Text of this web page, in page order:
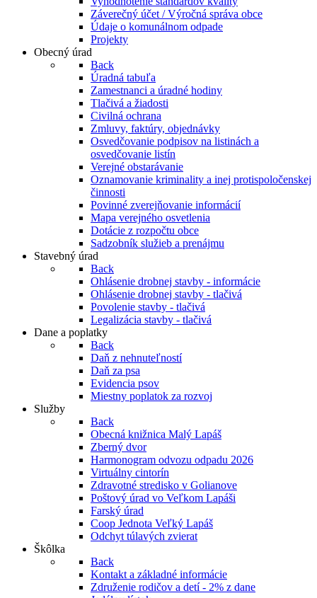
Záverečný účet / Výročná správa obce
Údaje o komunálnom odpade
Projekty
Obecný úrad
Back
Úradná tabuľa
Zamestnanci a úradné hodiny
Tlačivá a žiadosti
Civilná ochrana
Zmluvy, faktúry, objednávky
Osvedčovanie podpisov na listinách a
osvedčovanie listín
Verejné obstarávanie
Oznamovanie kriminality a inej protispoločenskej
činnosti
Povinné zverejňovanie informácií
Mapa verejného osvetlenia
Dotácie z rozpočtu obce
Sadzobník služieb a prenájmu
Stavebný úrad
Back
Ohlásenie drobnej stavby - informácie
Ohlásenie drobnej stavby - tlačivá
Povolenie stavby - tlačivá
Legalizácia stavby - tlačivá
Dane a poplatky
Back
Daň z nehnuteľností
Daň za psa
Evidencia psov
Miestny poplatok za rozvoj
Služby
Back
Obecná knižnica Malý Lapáš
Zberný dvor
Harmonogram odvozu odpadu 2026
Virtuálny cintorín
Zdravotné stredisko v Golianove
Poštový úrad vo Veľkom Lapáši
Farský úrad
Coop Jednota Veľký Lapáš
Odchyt túlavých zvierat
Škôlka
Back
Kontakt a základné informácie
Združenie rodičov a detí - 2% z dane